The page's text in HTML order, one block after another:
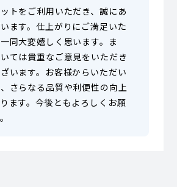
トをご利用いただき、誠にあ
ます。仕上がりにご満足いた
同大変嬉しく思います。ま
ては貴重なご意見をいただき
います。お客様からいただい
さらなる品質や利便性の向上
ます。今後ともよろしくお願